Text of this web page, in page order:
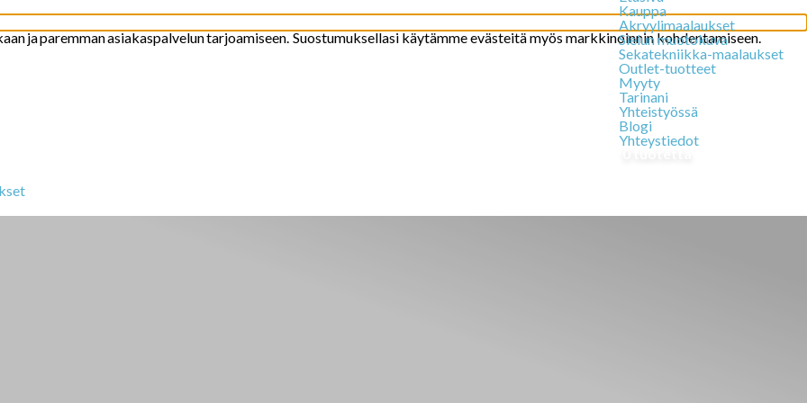
japaremmanasiakaspalveluntarjoamiseen.Suostumuksellasi käytämme evästeitä myös markkinoinnin kohdentamiseen.
Kauppa
Akryylimaalaukset
Sielun muotokuva
Sekatekniikka-maalaukset
Outlet-tuotteet
Myyty
Tarinani
Yhteistyössä
Blogi
Yhteystiedot
0 tuotetta